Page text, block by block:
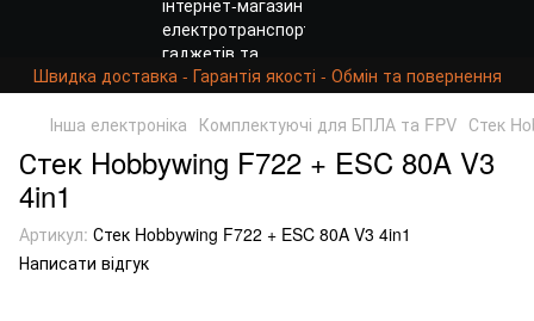
Швидка доставка - Гарантія якості - Обмін та повернення
Інша електроніка Комплектуючі для БПЛА та FPV Стек
Стек Hobbywing F722 + ESC 80A V3
4in1
Артикул: Стек Hobbywing F722 + ESC 80A V3 4in1
Написати відгук